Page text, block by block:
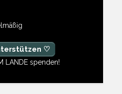
♡
LANDE spenden!